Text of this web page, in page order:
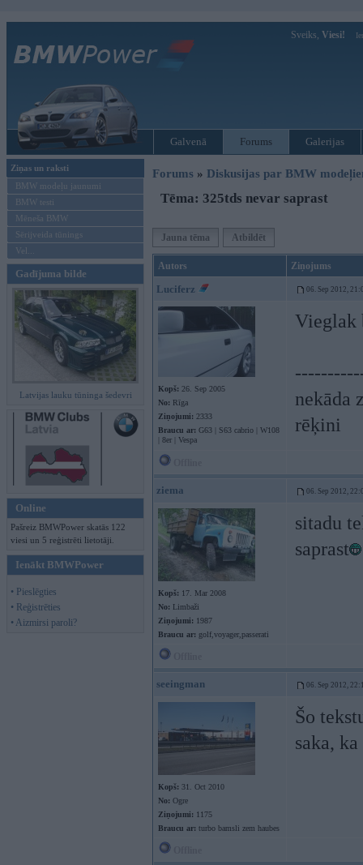
Sveiks, Viesi!
Galvenā Forums Galerijas
Ziņas un raksti
BMW modeļu jaunumi
BMW testi
Mēneša BMW
Sērijveida tūnings
Vel...
Gadījuma bilde
Latvijas lauku tūninga šedevri
Online
Pašreiz BMWPower skatās 122
viesi un 5 reģistrēti lietotāji.
Ienākt BMWPower
• Pieslēgties
• Reģistrēties
• Aizmirsi paroli?
Forums » Diskusijas par BMW
Tēma: 325tds nevar saprast
Jauna tēma Atbildēt
Autors Ziņojums
Luciferz 06. Sep 2012,
Kopš: 26. Sep 2005
No: Rīga
Ziņojumi: 2333
Braucu ar: G63 | S63 cabrio | W108
| 8er | Vespa
Vieglak
nekāda
rēķini
ziema 06. Sep 2012,
Kopš: 17. Mar 2008
No: Limbaži
Ziņojumi: 1987
Braucu ar: golf,voyager,passerati
sitadu
saprast
seeingman 06. Sep 2012,
Kopš: 31. Oct 2010
No: Ogre
Ziņojumi: 1175
Braucu ar: turbo bamsli zem haubes
Šo
saka,